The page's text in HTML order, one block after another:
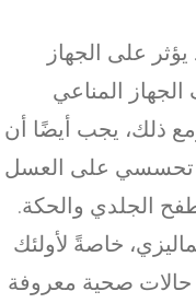
على الجهاز
المناعي
ذلك، يجب أيضًا أن
تحسسي على العسل
الجلدي والحكة.
خاصةً لأولئك
حالات صحية معروفة